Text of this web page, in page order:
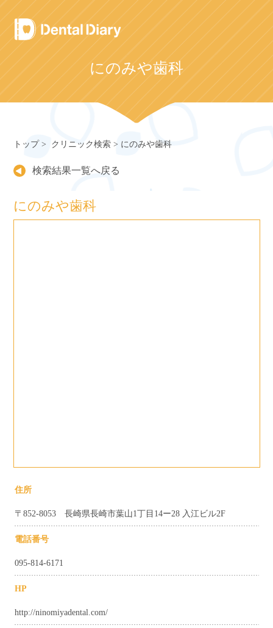
Skip
to
content
にのみや歯科
トップ クリニック検索 にのみや歯科
検索結果一覧へ戻る
にのみや歯科
住所
〒852-8053 長崎県長崎市葉山1丁目14ー28 入江ビル2F
電話番号
095-814-6171
HP
http://ninomiyadental.com/